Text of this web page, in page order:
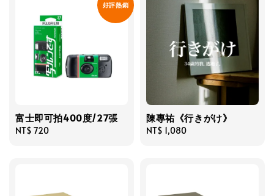
好評熱銷
富士即可拍400度/27張
Regular
NT$ 720
陳專祐《行きがけ》
Regular
NT$ 1,080